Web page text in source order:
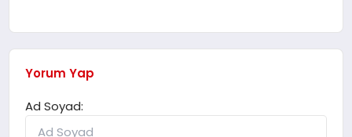
Yorum Yap
Ad Soyad: